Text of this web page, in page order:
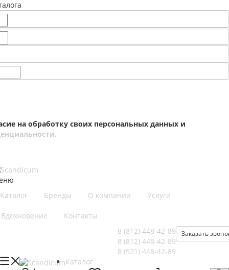
на обработку своих персональных данных и
Каталог
Бренды О компании Услуги
Вдохновение Контакты
Заказать
8 (812) 448-42-89
8 (812) 448-42-89
8 (921) 448-42-89
Каталог